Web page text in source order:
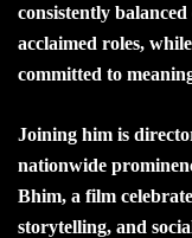
consistently
acclaimed roles,
committed to
Joining him is
nationwide
Bhim, a film
storytelling, and